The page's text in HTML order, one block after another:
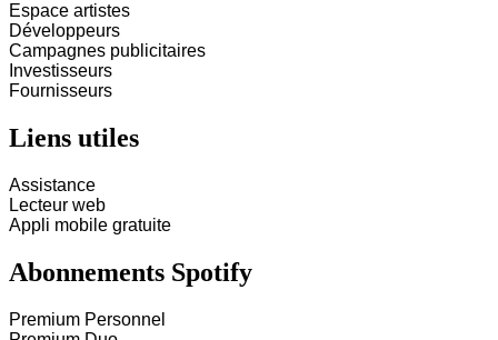
Espace artistes
Développeurs
Campagnes publicitaires
Investisseurs
Fournisseurs
Liens utiles
Assistance
Lecteur web
Appli mobile gratuite
Abonnements Spotify
Premium Personnel